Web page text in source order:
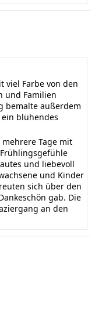
viel Farbe von den
und Familien
bemalte außerdem
blühendes
Tage mit
und liebevoll
und Kinder
sich über den
gab. Die
an den